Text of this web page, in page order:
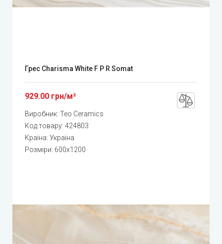
Грес Charisma White F P R Somat
929.00 грн/м²
Виробник: Teo Ceramics
Код товару: 424803
Країна: Україна
Розміри: 600x1200